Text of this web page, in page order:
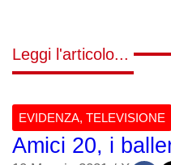
Leggi l'articolo...
EVIDENZA, TELEVISIONE
Amici 20, i